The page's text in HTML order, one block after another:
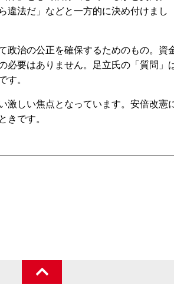
違法だ」などと一方的に決め付けまし
治の公正を確保するためのもの。資
必要はありません。足立氏の「質問」
す。
しい焦点となっています。安倍改憲
きです。